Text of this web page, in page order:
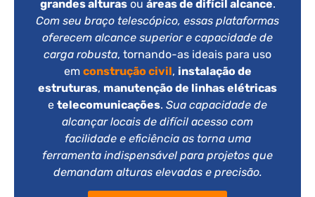
grandes alturasou áreas de difícil alcance.
Com seu braço telescópico, essas plataformas
oferecem alcance superior e capacidade de
carga robusta, tornando-as ideais para uso
em construção civil, instalação de
estruturas, manutenção de linhas elétricas
e telecomunicações. Sua capacidade de
alcançar locais de difícil acesso com
facilidade e eficiência as torna uma
ferramenta indispensável para projetos que
demandam alturas elevadas e precisão.